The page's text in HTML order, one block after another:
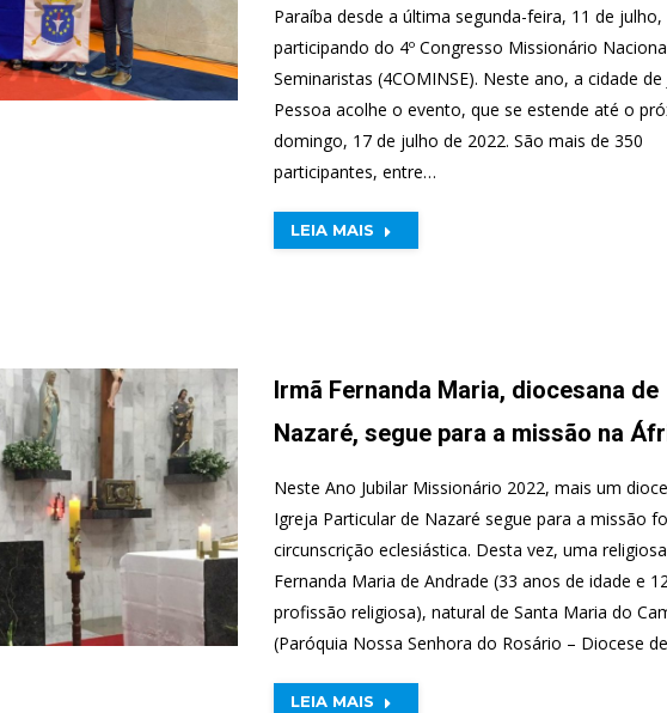
Paraíba desde a última segunda-feira, 11 de julho,
participando do 4º Congresso Missionário
Seminaristas (4COMINSE). Neste ano, a cidade de
Pessoa acolhe o evento, que se estende até o
domingo, 17 de julho de 2022. São mais de 350
participantes, entre…
LEIA MAIS
Irmã Fernanda Maria, diocesana de
Nazaré, segue para a missão na
Neste Ano Jubilar Missionário 2022, mais um
Igreja Particular de Nazaré segue para a missão
circunscrição eclesiástica. Desta vez, uma
Fernanda Maria de Andrade (33 anos de idade e
profissão religiosa), natural de Santa Maria do
(Paróquia Nossa Senhora do Rosário – Diocese
LEIA MAIS